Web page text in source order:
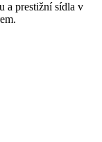
a prestižní sídla v